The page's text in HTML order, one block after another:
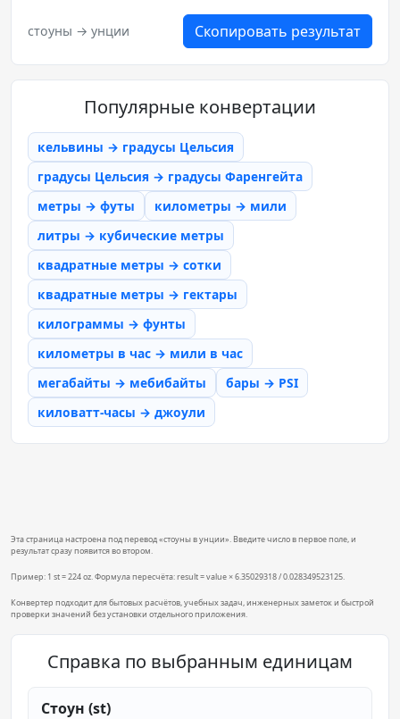
стоуны → унции Скопировать результат
Популярные конвертации
кельвины → градусы Цельсия
градусы Цельсия → градусы Фаренгейта
метры → футы
километры → мили
литры → кубические метры
квадратные метры → сотки
квадратные метры → гектары
килограммы → фунты
километры в час → мили в час
мегабайты → мебибайты
бары → PSI
киловатт-часы → джоули
Эта страница настроена под перевод «стоуны в унции». Введите число в первое поле, и
результат сразу появится во втором.
Пример: 1 st = 224 oz. Формула пересчёта: result = value × 6.35029318 / 0.028349523125.
Конвертер подходит для бытовых расчётов, учебных задач, инженерных заметок и быстрой
проверки значений без установки отдельного приложения.
Справка по выбранным единицам
Стоун (st)